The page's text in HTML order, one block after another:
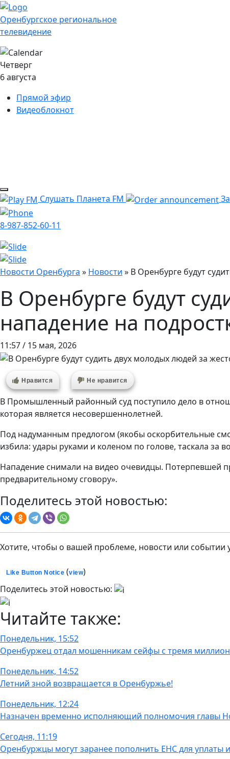
Оренбургское региональное
телевидение
Четверг
6 августа
Прямой эфир
Видеоблокнот
Слушать Планета FM
8-987-852-60-11
Новости Оренбурга » Новости » В Оренбурге будут
В Оренбурге будут
нападение на
11:57 / 15 мая, 2026
Нравится Не нравится
В Промышленный районный суд поступило дело в
которая является несовершеннолетней.
Под надуманным предлогом (якобы оскорбительные
избила: удары руками и коленом по голове, таскала
Нападение снимали на видео очевидцы. Потерпевшей
предварительному сговору».
Поделитесь этой новостью:
Хотите, чтобы о вашей проблеме, новости или
Like Button Notice (view)
Поделитесь этой новостью:
Читайте также:
Понедельник, 15:52
Оренбуржец отдал мошенникам сейфы с тремя
Понедельник, 14:52
Летний зной возвращается в Оренбуржье!
Понедельник, 12:24
Назначен временно исполняющий полномочия главы
Сегодня, 11:19
Оренбуржцы могут заранее пополнить ЕНС для уплаты